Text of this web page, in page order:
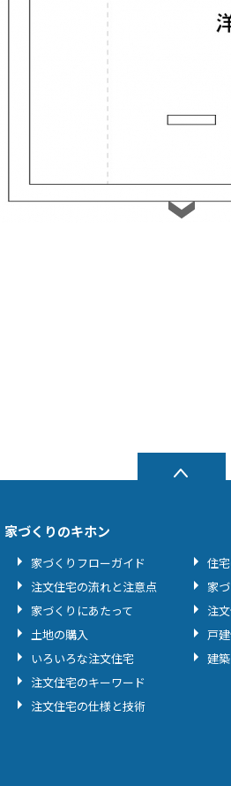
家づくりのキホン
家づくりフローガイド
注文住宅の流れと注意点
家づくりにあたって
土地の購入
いろいろな注文住宅
注文住宅のキーワード
注文住宅の仕様と技術
住
家
注
戸
建